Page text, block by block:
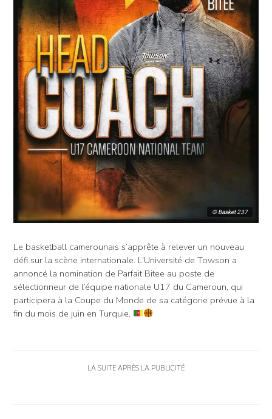
© Basket 237
Le basketball camerounais s’apprête à relever un nouveau
défi sur la scène internationale. L’Université de Towson a
annoncé la nomination de Parfait Bitee au poste de
sélectionneur de l’équipe nationale U17 du Cameroun, qui
participera à la Coupe du Monde de sa catégorie prévue à la
fin du mois de juin en Turquie.
LA SUITE APRÈS LA PUBLICITÉ